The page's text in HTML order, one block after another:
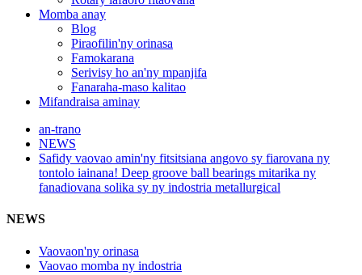
Momba anay
Blog
Piraofilin'ny orinasa
Famokarana
Serivisy ho an'ny mpanjifa
Fanaraha-maso kalitao
Mifandraisa aminay
an-trano
NEWS
Safidy vaovao amin'ny fitsitsiana angovo sy fiarovana ny
tontolo iainana! Deep groove ball bearings mitarika ny
fanadiovana solika sy ny indostria metallurgical
NEWS
Vaovaon'ny orinasa
Vaovao momba ny indostria